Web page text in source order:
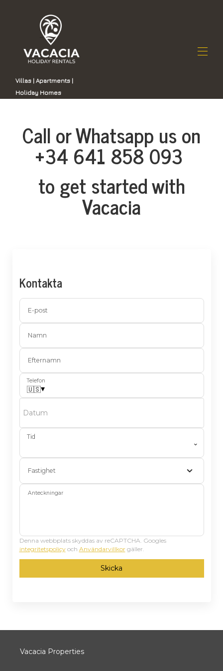
Villas | Apartments |
Holiday Homes
Start
Kontakta oss
Varför välja Vacacia
Fastighetsförvaltning på Gran Canaria
Call or Whatsapp us on
+34 641 858 093
to get started with
Vacacia
Kontakta
E-post
Namn
Efternamn
Telefon
🇺🇸▾
Datum
Tid
⌄
Fastighet
Anteckningar
Denna webbplats skyddas av reCAPTCHA. Googles
integritetspolicyoch Användarvillkorgäller.
Skicka
Vacacia Properties